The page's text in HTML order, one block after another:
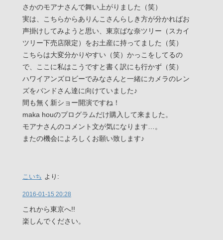
さかのモアナさんで舞い上がりました（笑）
実は、こちらからありんこさんらしき方が分かればお
声掛けしてみようと思い、東京ばな奈ツリー（スカイ
ツリー下売店限定）をお土産に持ってました（笑）
こちらは大変分かりやすい（笑）かっこをしてるの
で、ここに私はこうですと書く訳にも行かず（笑）
ハワイアンズロビーでみなさんと一緒にカメラのレン
ズをバンドさん達に向けていました♪
間も無く新ショー開演ですね！
maka houのプログラムだけ購入して来ました。
モアナさんのコメント文が気になります…。
またの機会によろしくお願い致します♪
こいち より:
2016-01-15 20:28
これから東京へ!!
楽しんでください。